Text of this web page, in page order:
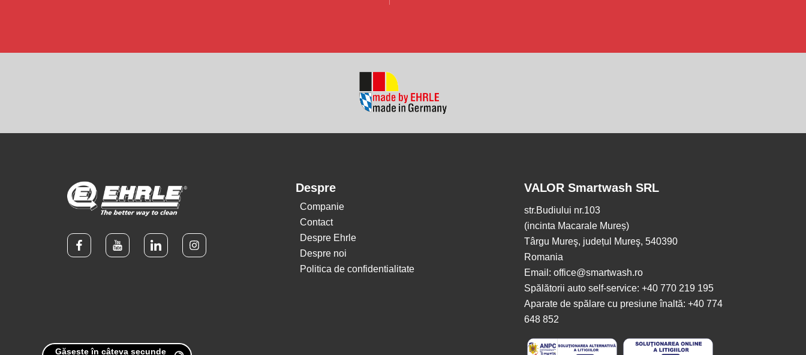
Găsește în câteva secunde
Despre
Companie
Contact
Despre Ehrle
Despre noi
Politica de confidentialitate
VALOR Smartwash SRL
str.Budiului nr.103
(incinta Macarale Mureș)
Târgu Mureş, județul Mureş, 540390
Romania
Email: office@smartwash.ro
Spălătorii auto self-service: +40 770 219 195
Aparate de spălare cu presiune înaltă: +40 774
648 852